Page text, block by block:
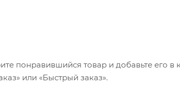
понравившийся товар и добавьте его в
или «Быстрый заказ».